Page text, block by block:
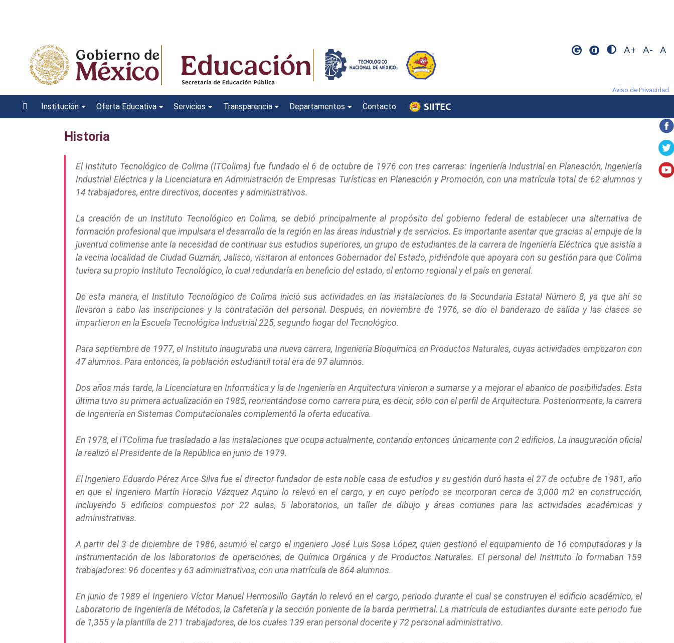
A+ A- A
Aviso de Privacidad
Institución Oferta Educativa Servicios Transparencia Departamentos Contacto
Historia
El Instituto Tecnológico de Colima (ITColima) fue fundado el 6 de octubre de 1976 con tres carreras: Ingeniería Industrial en Planeación, Ingeniería
Industrial Eléctrica y la Licenciatura en Administración de Empresas Turísticas en Planeación y Promoción, con una matrícula total de 62 alumnos y
14 trabajadores, entre directivos, docentes y administrativos.
La creación de un Instituto Tecnológico en Colima, se debió principalmente al propósito del gobierno federal de establecer una alternativa de
formación profesional que impulsara el desarrollo de la región en las áreas industrial y de servicios. Es importante asentar que gracias al empuje de la
juventud colimense ante la necesidad de continuar sus estudios superiores, un grupo de estudiantes de la carrera de Ingeniería Eléctrica que asistía a
la vecina localidad de Ciudad Guzmán, Jalisco, visitaron al entonces Gobernador del Estado, pidiéndole que apoyara con su gestión para que Colima
tuviera su propio Instituto Tecnológico, lo cual redundaría en beneficio del estado, el entorno regional y el país en general.
De esta manera, el Instituto Tecnológico de Colima inició sus actividades en las instalaciones de la Secundaria Estatal Número 8, ya que ahí se
llevaron a cabo las inscripciones y la contratación del personal. Después, en noviembre de 1976, se dio el banderazo de salida y las clases se
impartieron en la Escuela Tecnológica Industrial 225, segundo hogar del Tecnológico.
Para septiembre de 1977, el Instituto inauguraba una nueva carrera, Ingeniería Bioquímica en Productos Naturales, cuyas actividades empezaron con
47 alumnos. Para entonces, la población estudiantil total era de 97 alumnos.
Dos años más tarde, la Licenciatura en Informática y la de Ingeniería en Arquitectura vinieron a sumarse y a mejorar el abanico de posibilidades. Esta
última tuvo su primera actualización en 1985, reorientándose como carrera pura, es decir, sólo con el perfil de Arquitectura. Posteriormente, la carrera
de Ingeniería en Sistemas Computacionales complementó la oferta educativa.
En 1978, el ITColima fue trasladado a las instalaciones que ocupa actualmente, contando entonces únicamente con 2 edificios. La inauguración oficial
la realizó el Presidente de la República en junio de 1979.
El Ingeniero Eduardo Pérez Arce Silva fue el director fundador de esta noble casa de estudios y su gestión duró hasta el 27 de octubre de 1981, año
en que el Ingeniero Martín Horacio Vázquez Aquino lo relevó en el cargo, y en cuyo período se incorporan cerca de 3,000 m2 en construcción,
incluyendo 5 edificios compuestos por 22 aulas, 5 laboratorios, un taller de dibujo y áreas comunes para las actividades académicas y
administrativas.
A partir del 3 de diciembre de 1986, asumió el cargo el ingeniero José Luis Sosa López, quien gestionó el equipamiento de 16 computadoras y la
instrumentación de los laboratorios de operaciones, de Química Orgánica y de Productos Naturales. El personal del Instituto lo formaban 159
trabajadores: 96 docentes y 63 administrativos, con una matrícula de 864 alumnos.
En junio de 1989 el Ingeniero Víctor Manuel Hermosillo Gaytán lo relevó en el cargo, periodo durante el cual se construyen el edificio académico, el
Laboratorio de Ingeniería de Métodos, la Cafetería y la sección poniente de la barda perimetral. La matrícula de estudiantes durante este periodo fue
de 1,355 y la plantilla de 211 trabajadores, de los cuales 139 eran personal docente y 72 personal administrativo.